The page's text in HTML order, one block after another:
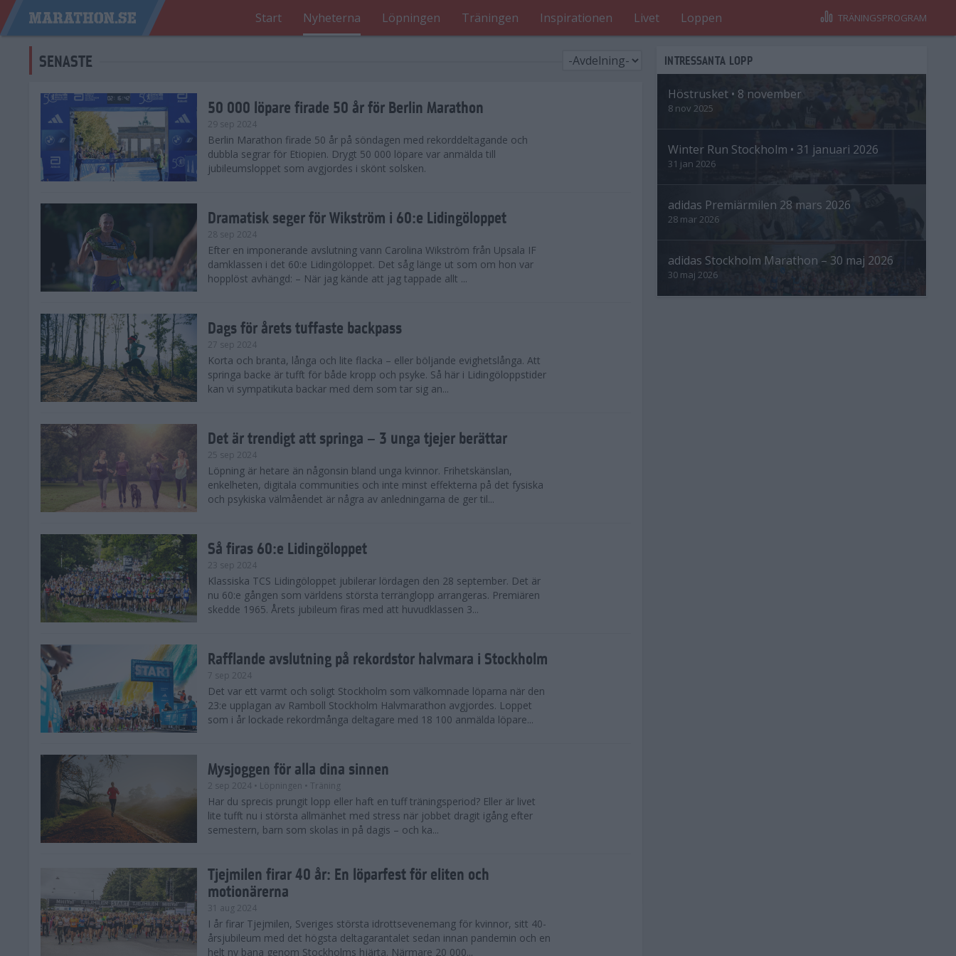
Start Nyheterna Löpningen Träningen Inspirationen Livet Loppen TRÄNINGSPROGRAM
SENASTE
50 000 löpare firade 50 år för Berlin Marathon
29 sep 2024
Berlin Marathon firade 50 år på söndagen med rekorddeltagande och
dubbla segrar för Etiopien. Drygt 50 000 löpare var anmälda till
jubileumsloppet som avgjordes i skönt solsken.
Dramatisk seger för Wikström i 60:e Lidingöloppet
28 sep 2024
Efter en imponerande avslutning vann Carolina Wikström från Upsala IF
damklassen i det 60:e Lidingöloppet. Det såg länge ut som om hon var
hopplöst avhängd: – När jag kände att jag tappade allt ...
Dags för årets tuffaste backpass
27 sep 2024
Korta och branta, långa och lite flacka – eller böljande evighetslånga. Att
springa backe är tufft för både kropp och psyke. Så här i Lidingöloppstider
kan vi sympatikuta backar med dem som tar sig an...
Det är trendigt att springa – 3 unga tjejer berättar
25 sep 2024
Löpning är hetare än någonsin bland unga kvinnor. Frihetskänslan,
enkelheten, digitala communities och inte minst effekterna på det fysiska
och psykiska välmåendet är några av anledningarna de ger til...
Så firas 60:e Lidingöloppet
23 sep 2024
Klassiska TCS Lidingöloppet jubilerar lördagen den 28 september. Det är
nu 60:e gången som världens största terränglopp arrangeras. Premiären
skedde 1965. Årets jubileum firas med att huvudklassen 3...
Rafflande avslutning på rekordstor halvmara i Stockholm
7 sep 2024
Det var ett varmt och soligt Stockholm som välkomnade löparna när den
23:e upplagan av Ramboll Stockholm Halvmarathon avgjordes. Loppet
som i år lockade rekordmånga deltagare med 18 100 anmälda löpare...
Mysjoggen för alla dina sinnen
2 sep 2024 • Löpningen • Träning
Har du sprecis prungit lopp eller haft en tuff träningsperiod? Eller är livet
lite tufft nu i största allmänhet med stress när jobbet dragit igång efter
semestern, barn som skolas in på dagis – och ka...
Tjejmilen firar 40 år: En löparfest för eliten och
motionärerna
31 aug 2024
I år firar Tjejmilen, Sveriges största idrottsevenemang för kvinnor, sitt 40-
årsjubileum med det högsta deltagarantalet sedan innan pandemin och en
helt ny bana genom Stockholms hjärta. Närmare 20 000...
INTRESSANTA LOPP
Höstrusket • 8 november
8 nov 2025
Winter Run Stockholm • 31 januari 2026
31 jan 2026
adidas Premiärmilen 28 mars 2026
28 mar 2026
adidas Stockholm Marathon – 30 maj 2026
30 maj 2026